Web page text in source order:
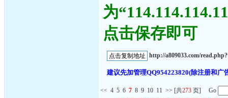
为
点击保存即可
http://a809033.com/
建议先加管理QQ954223820(除注册和
<< 4 5 6 7 8 9 10 11 >> [共273 页] Go